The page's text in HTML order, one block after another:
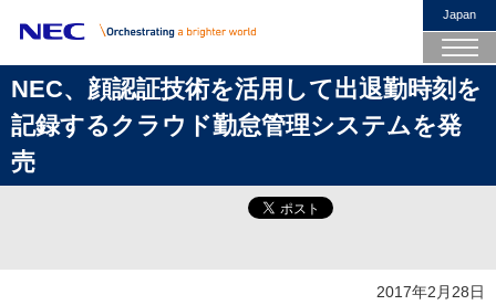
Japan
NEC、顔認証技術を活用して出退勤時刻を
記録するクラウド勤怠管理システムを発
売
2017年2月28日